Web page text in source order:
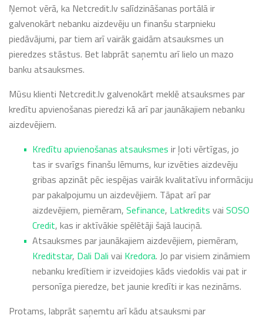
Ņemot vērā, ka Netcredit.lv salīdzināšanas portālā ir
galvenokārt nebanku aizdevēju un finanšu starpnieku
piedāvājumi, par tiem arī vairāk gaidām atsauksmes un
pieredzes stāstus. Bet labprāt saņemtu arī lielo un mazo
banku atsauksmes.
Mūsu klienti Netcredit.lv galvenokārt meklē atsauksmes par
kredītu apvienošanas pieredzi kā arī par jaunākajiem nebanku
aizdevējiem.
Kredītu apvienošanas atsauksmes ir ļoti vērtīgas, jo
tas ir svarīgs finanšu lēmums, kur izvēties aizdevēju
gribas apzināt pēc iespējas vairāk kvalitatīvu informāciju
par pakalpojumu un aizdevējiem. Tāpat arī par
aizdevējiem, piemēram, Sefinance, Latkredits vai SOSO
Credit, kas ir aktīvākie spēlētāji šajā lauciņā.
Atsauksmes par jaunākajiem aizdevējiem, piemēram,
Kreditstar, Dali Dali vai Kredora. Jo par visiem zināmiem
nebanku kredītiem ir izveidojies kāds viedoklis vai pat ir
personīga pieredze, bet jaunie kredīti ir kas nezināms.
Protams, labprāt saņemtu arī kādu atsauksmi par